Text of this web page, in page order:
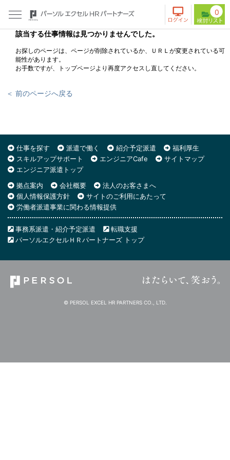
0
該当する仕事情報は見つかりませんでした。
お探しのページは、ページが削除されているか、ＵＲＬが変更されている可
能性があります。
お手数ですが、トップページより再度アクセスし直してください。
＜ 前のページへ戻る
仕事を探す 派遣で働く 紹介予定派遣
福利厚生
スキルアップサポート
エンジニアCafe
サイトマップ
エンジニア派遣トップ
拠点案内
会社概要
法人のお客さまへ
個人情報保護方針
サイトのご利用にあたって
労働者派遣事業に関わる情報提供
事務系派遣・紹介予定派遣
転職支援
パーソルエクセルＨＲパートナーズ トップ
© PERSOL EXCEL HR PARTNERS CO., LTD.